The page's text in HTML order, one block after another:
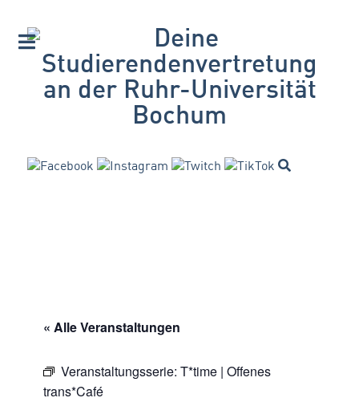
« Alle Veranstaltungen
Veranstaltungsserie: T*time | Offenes
trans*Café